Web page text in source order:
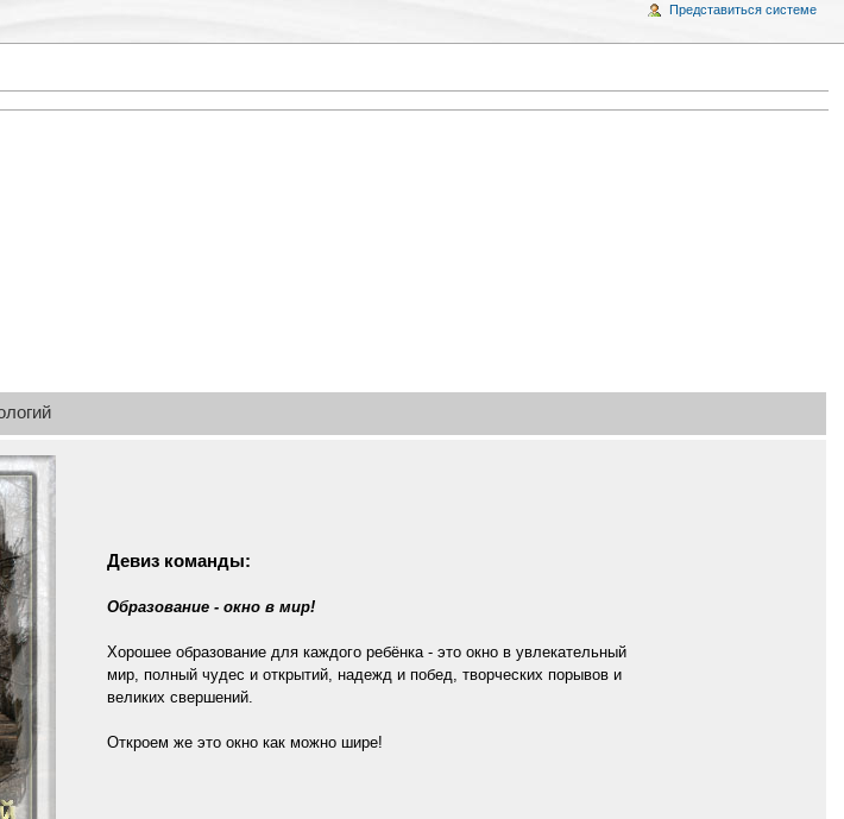
Девиз команды:
Образование - окно в мир!
Хорошее образование для каждого ребёнка - это окно в увлекательный
мир, полный чудес и открытий, надежд и побед, творческих порывов и
великих свершений.
Откроем же это окно как можно шире!
Представиться системе